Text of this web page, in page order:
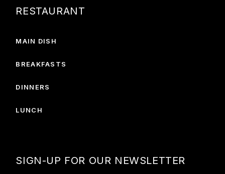
RESTAURANT
MAIN DISH
BREAKFASTS
DINNERS
LUNCH
SIGN-UP FOR OUR NEWSLETTER